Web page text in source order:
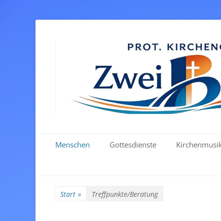
Primäres Menü
Inhalt
Menschen Gottesdienste
Start » Treffpunkte/Beratung